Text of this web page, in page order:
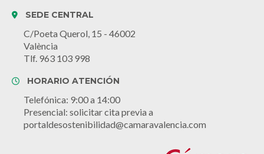
SEDE CENTRAL
C/Poeta Querol, 15 - 46002
València
Tlf. 963 103 998
HORARIO ATENCIÓN
Telefónica: 9:00 a 14:00
Presencial: solicitar cita previa a
portaldesostenibilidad@camaravalencia.com